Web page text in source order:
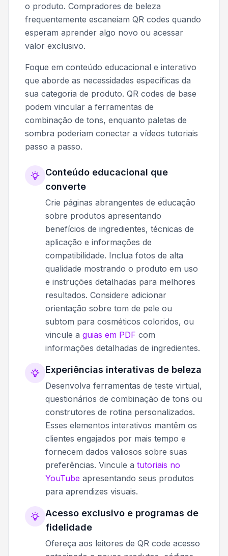
o produto. Compradores de beleza
frequentemente escaneiam QR codes quando
esperam aprender algo novo ou acessar
valor exclusivo.
Foque em conteúdo educacional e interativo
que aborde as necessidades específicas da
sua categoria de produto. QR codes de base
podem vincular a ferramentas de
combinação de tons, enquanto paletas de
sombra poderiam conectar a vídeos tutoriais
passo a passo.
Conteúdo educacional que
converte
Crie páginas abrangentes de educação
sobre produtos apresentando
benefícios de ingredientes, técnicas de
aplicação e informações de
compatibilidade. Inclua fotos de alta
qualidade mostrando o produto em uso
e instruções detalhadas para melhores
resultados. Considere adicionar
orientação sobre tom de pele ou
subtom para cosméticos coloridos, ou
vincule a guias em PDF com
informações detalhadas de ingredientes.
Experiências interativas de beleza
Desenvolva ferramentas de teste virtual,
questionários de combinação de tons ou
construtores de rotina personalizados.
Esses elementos interativos mantêm os
clientes engajados por mais tempo e
fornecem dados valiosos sobre suas
preferências. Vincule a tutoriais no
YouTube apresentando seus produtos
para aprendizes visuais.
Acesso exclusivo e programas de
fidelidade
Ofereça aos leitores de QR code acesso